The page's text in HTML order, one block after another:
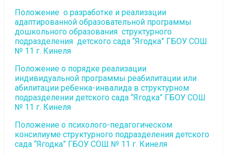
Положение о разработке и реализации
адаптированной образовательной программы
дошкольного образования структурного
подразделения детского сада “Ягодка” ГБОУ СОШ
№ 11 г. Кинеля
Положение о порядке реализации
индивидуальной программы реабилитации или
абилитации ребенка-инвалида в структурном
подразделении детского сада “Ягодка” ГБОУ СОШ
№ 11 г. Кинеля
Положение о психолого-педагогическом
консилиуме структурного подразделения детского
сада “Ягодка” ГБОУ СОШ № 11 г. Кинеля